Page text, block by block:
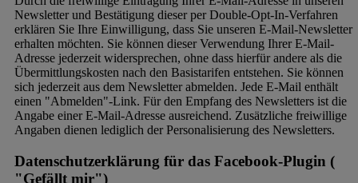
Newsletter und Bestätigung dieser per Double-Opt-In-Verfahren
erklären Sie Ihre Einwilligung, dass Sie unseren E-Mail-Newsletter
erhalten möchten. Sie können dieser Verwendung Ihrer E-Mail-
Adresse jederzeit widersprechen, ohne dass hierfür andere als die
Übermittlungskosten nach den Basistarifen entstehen. Sie können
sich jederzeit aus dem Newsletter abmelden. Jede E-Mail enthält
einen "Abmelden"-Link. Für den Empfang des Newsletters ist die
Angabe einer E-Mail-Adresse ausreichend. Zusätzliche freiwillige
Angaben dienen lediglich der Personalisierung des Newsletters.
Datenschutzerklärung für das Facebook-Plugin (
"Gefällt mir")